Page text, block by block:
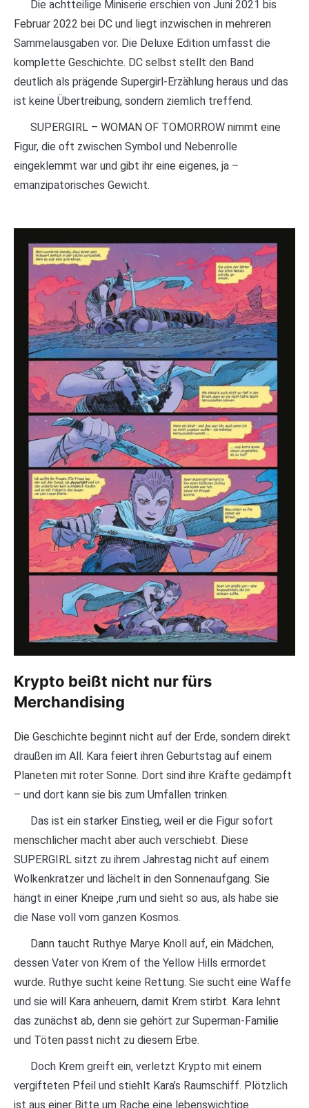
Die achtteilige Miniserie erschien von Juni 2021 bis
Februar 2022 bei DC und liegt inzwischen in mehreren
Sammelausgaben vor. Die Deluxe Edition umfasst die
komplette Geschichte. DC selbst stellt den Band
deutlich als prägende Supergirl-Erzählung heraus und das
ist keine Übertreibung, sondern ziemlich treffend.
SUPERGIRL – WOMAN OF TOMORROW nimmt eine
Figur, die oft zwischen Symbol und Nebenrolle
eingeklemmt war und gibt ihr eine eigenes, ja –
emanzipatorisches Gewicht.
Krypto beißt nicht nur fürs
Merchandising
Die Geschichte beginnt nicht auf der Erde, sondern direkt
draußen im All. Kara feiert ihren Geburtstag auf einem
Planeten mit roter Sonne. Dort sind ihre Kräfte gedämpft
– und dort kann sie bis zum Umfallen trinken.
Das ist ein starker Einstieg, weil er die Figur sofort
menschlicher macht aber auch verschiebt. Diese
SUPERGIRL sitzt zu ihrem Jahrestag nicht auf einem
Wolkenkratzer und lächelt in den Sonnenaufgang. Sie
hängt in einer Kneipe ‚rum und sieht so aus, als habe sie
die Nase voll vom ganzen Kosmos.
Dann taucht Ruthye Marye Knoll auf, ein Mädchen,
dessen Vater von Krem of the Yellow Hills ermordet
wurde. Ruthye sucht keine Rettung. Sie sucht eine Waffe
und sie will Kara anheuern, damit Krem stirbt. Kara lehnt
das zunächst ab, denn sie gehört zur Superman-Familie
und Töten passt nicht zu diesem Erbe.
Doch Krem greift ein, verletzt Krypto mit einem
vergifteten Pfeil und stiehlt Kara’s Raumschiff. Plötzlich
ist aus einer Bitte um Rache eine lebenswichtige